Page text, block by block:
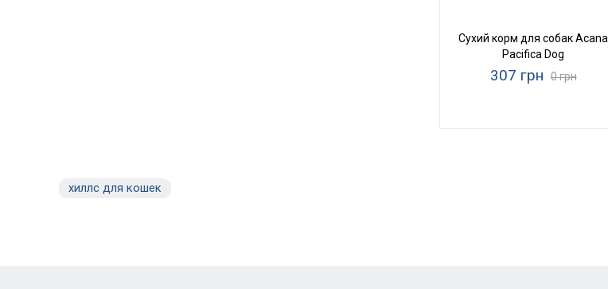
Сухий корм для собак Acana
Pacifica Dog
307 грн 0 грн
хиллс для кошек